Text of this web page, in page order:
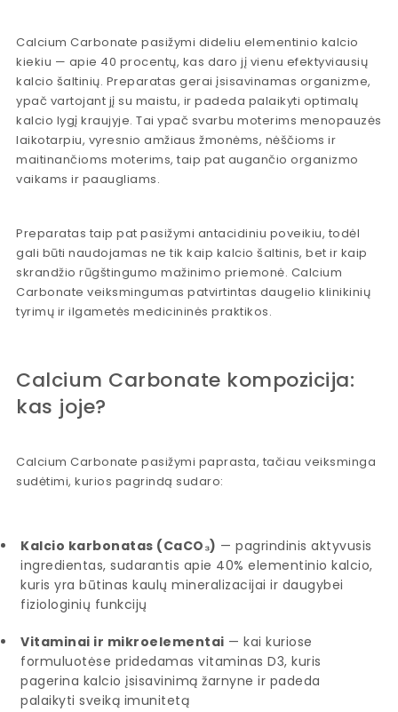
Calcium Carbonate pasižymi dideliu elementinio kalcio
kiekiu — apie 40 procentų, kas daro jį vienu efektyviausių
kalcio šaltinių. Preparatas gerai įsisavinamas organizme,
ypač vartojant jį su maistu, ir padeda palaikyti optimalų
kalcio lygį kraujyje. Tai ypač svarbu moterims menopauzės
laikotarpiu, vyresnio amžiaus žmonėms, nėščioms ir
maitinančioms moterims, taip pat augančio organizmo
vaikams ir paaugliams.
Preparatas taip pat pasižymi antacidiniu poveikiu, todėl
gali būti naudojamas ne tik kaip kalcio šaltinis, bet ir kaip
skrandžio rūgštingumo mažinimo priemonė. Calcium
Carbonate veiksmingumas patvirtintas daugelio klinikinių
tyrimų ir ilgametės medicininės praktikos.
Calcium Carbonate kompozicija:
kas joje?
Calcium Carbonate pasižymi paprasta, tačiau veiksminga
sudėtimi, kurios pagrindą sudaro:
Kalcio karbonatas (CaCO₃) — pagrindinis aktyvusis
ingredientas, sudarantis apie 40% elementinio kalcio,
kuris yra būtinas kaulų mineralizacijai ir daugybei
fiziologinių funkcijų
Vitaminai ir mikroelementai — kai kuriose
formuluotėse pridedamas vitaminas D3, kuris
pagerina kalcio įsisavinimą žarnyne ir padeda
palaikyti sveiką imunitetą